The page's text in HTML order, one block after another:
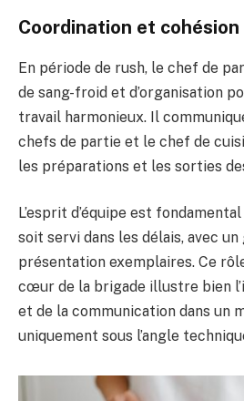
Coordination et cohésion
En période de rush, le chef de
de sang-froid et d’organisation
travail harmonieux. Il
chefs de partie et le chef de
les préparations et les sorties
L’esprit d’équipe est
soit servi dans les délais, avec
présentation exemplaires. Ce
cœur de la brigade illustre bien
et de la communication dans un
uniquement sous l’angle